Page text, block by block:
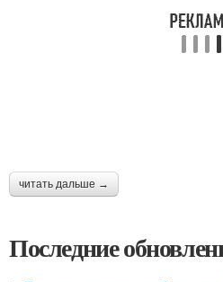
читать дальше →
Последние